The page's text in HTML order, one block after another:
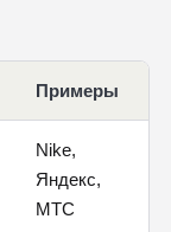
Примеры
Nike,
Яндекс,
МТС